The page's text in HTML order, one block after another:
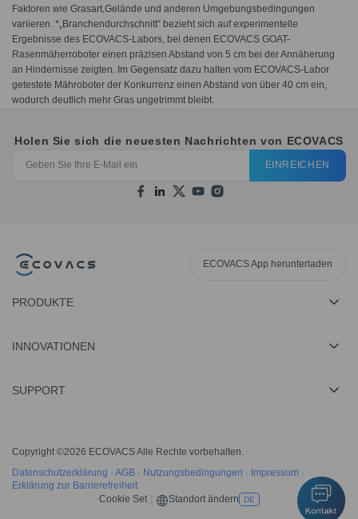
Faktoren wie Grasart,Gelände und anderen Umgebungsbedingungen
variieren. *„Branchendurchschnitt“ bezieht sich auf experimentelle
Ergebnisse des ECOVACS-Labors, bei denen ECOVACS GOAT-
Rasenmäherroboter einen präzisen Abstand von 5 cm bei der Annäherung
an Hindernisse zeigten. Im Gegensatz dazu halten vom ECOVACS-Labor
getestete Mähroboter der Konkurrenz einen Abstand von über 40 cm ein,
wodurch deutlich mehr Gras ungetrimmt bleibt.
Holen Sie sich die neuesten Nachrichten von ECOVACS
EINREICHEN
ECOVACS App herunterladen
PRODUKTE
INNOVATIONEN
SUPPORT
Copyright ©2026 ECOVACS Alle Rechte vorbehalten.
Datenschutzerklärung · AGB · Nutzungsbedingungen · Impressum ·
Erklärung zur Barrierefreiheit
Cookie Set
Standort ändern DE